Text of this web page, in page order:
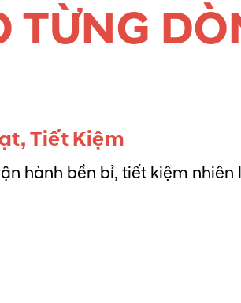
TỪNG
Tiết Kiệm
hành bền bỉ, tiết kiệm nhiên